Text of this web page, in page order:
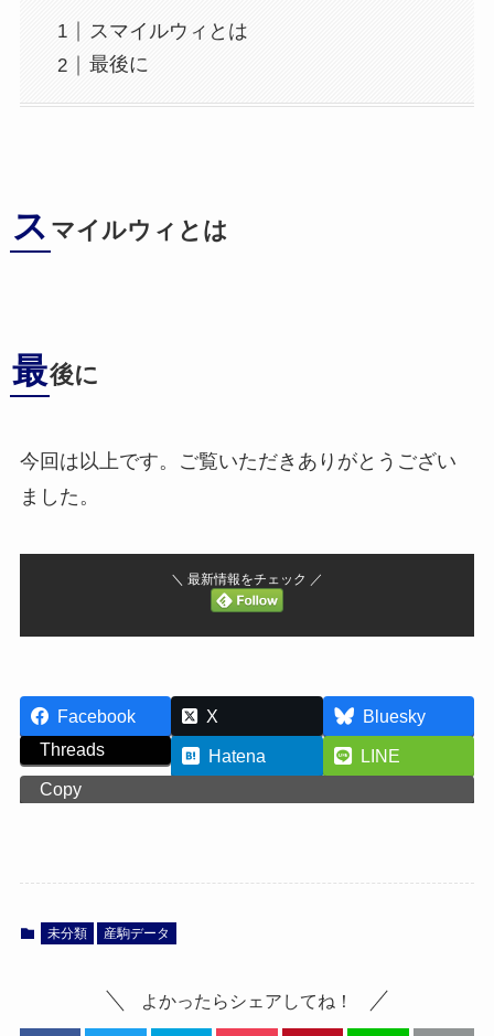
スマイルウィとは
最後に
ス マイルウィとは
最後に
今回は以上です。ご覧いただきありがとうござい
ました。
＼ 最新情報をチェック ／
Facebook X
Bluesky
Threads
Hatena
LINE
Copy
未分類 産駒データ
よかったらシェアしてね！